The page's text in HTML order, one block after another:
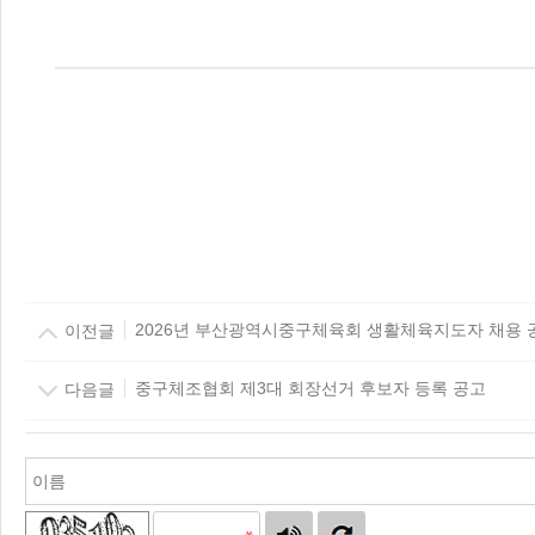
이전글 2026년 부산광역시중구체육회 생활체육지도자 채용
다음글 중구체조협회 제3대 회장선거 후보자 등록 공고